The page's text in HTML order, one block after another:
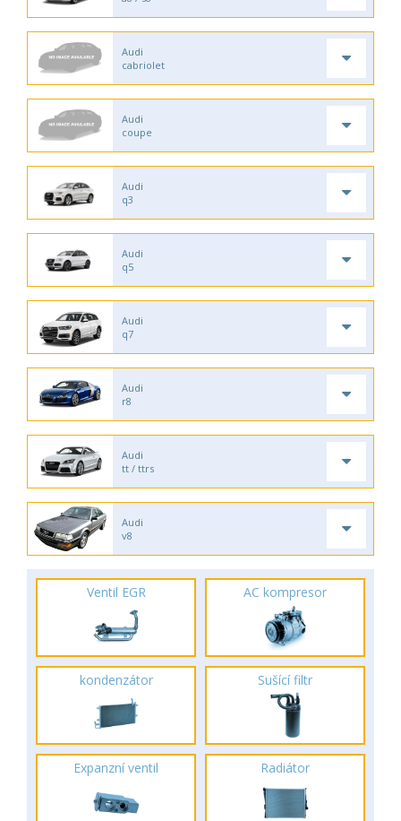
Audi
cabriolet
Audi
coupe
Audi
q3
Audi
q5
Audi
q7
Audi
r8
Audi
tt / ttrs
Audi
v8
Ventil EGR AC kompresor
kondenzátor Sušící filtr
Expanzní ventil Radiátor